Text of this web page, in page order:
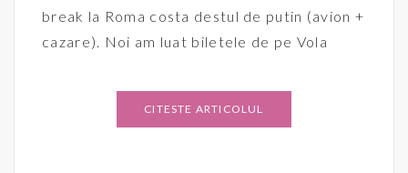
break la Roma costa destul de putin (avion +
cazare). Noi am luat biletele de pe Vola
CITESTE ARTICOLUL